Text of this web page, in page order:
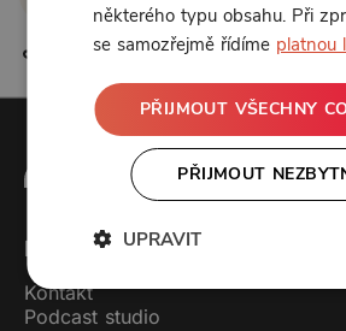
Forendors
Kontakt
Podcast studio
některého typu obsahu. Při
se samozřejmě řídíme platnou
PŘIJMOUT VŠECHNY
PŘIJMOUT
UPRAVIT